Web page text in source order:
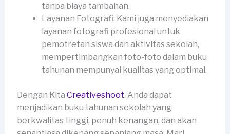
tanpa biaya tambahan.
Layanan Fotografi: Kami juga menyediakan
layanan fotografi profesional untuk
pemotretan siswa dan aktivitas sekolah,
mempertimbangkan foto-foto dalam buku
tahunan mempunyai kualitas yang optimal.
Dengan Kita Creativeshoot, Anda dapat
menjadikan buku tahunan sekolah yang
berkwalitas tinggi, penuh kenangan, dan akan